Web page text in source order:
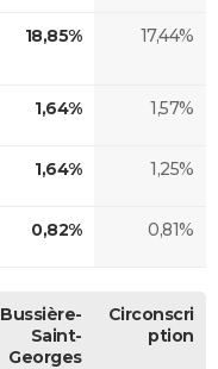
18,85% 17,44%
1,64% 1,57%
1,64% 1,25%
0,82% 0,81%
Bussière-
Saint-
Georges
Circonscri
ption